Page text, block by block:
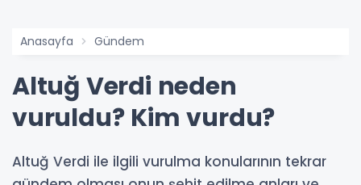
Anasayfa Gündem
Altuğ Verdi neden
vuruldu? Kim vurdu?
Altuğ Verdi ile ilgili vurulma konularının tekrar